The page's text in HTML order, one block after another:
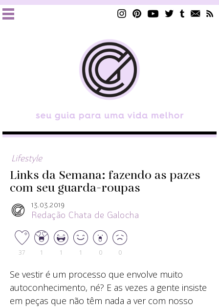
Lifestyle
Links da Semana: fazendo as pazes
com seu guarda-roupas
13.03.2019
Redação Chata de Galocha
37 1 1 1 0 0
Se vestir é um processo que envolve muito
autoconhecimento, né? E as vezes a gente insiste
em peças que não têm nada a ver com nosso